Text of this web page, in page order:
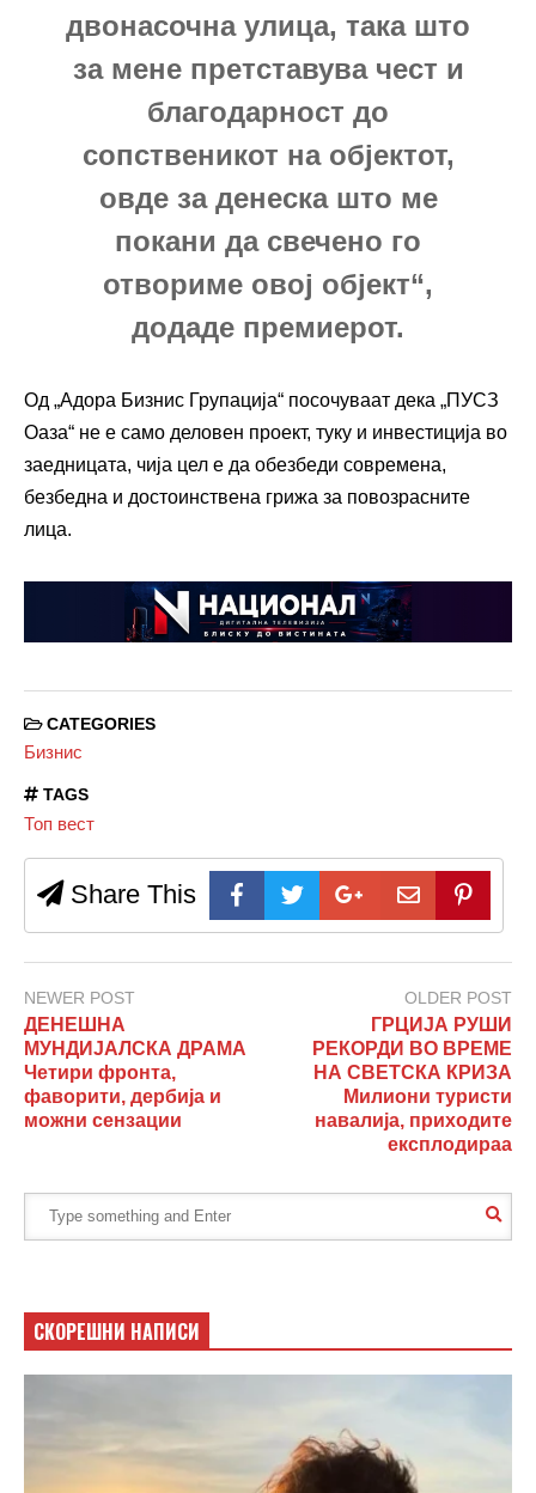
двонасочна улица, така што
за мене претставува чест и
благодарност до
сопственикот на објектот,
овде за денеска што ме
покани да свечено го
отвориме овој објект“,
додаде премиерот.
Од „Адора Бизнис Групација“ посочуваат дека „ПУСЗ
Оаза“ не е само деловен проект, туку и инвестиција во
заедницата, чија цел е да обезбеди современа,
безбедна и достоинствена грижа за повозрасните
лица.
CATEGORIES
Бизнис
TAGS
Топ вест
Share This
NEWER POST
ДЕНЕШНА
МУНДИЈАЛСКА ДРАМА
Четири фронта,
фаворити, дербија и
можни сензации
OLDER POST
ГРЦИЈА РУШИ
РЕКОРДИ ВО ВРЕМЕ
НА СВЕТСКА КРИЗА
Милиони туристи
навалија, приходите
експлодираа
СКОРЕШНИ НАПИСИ